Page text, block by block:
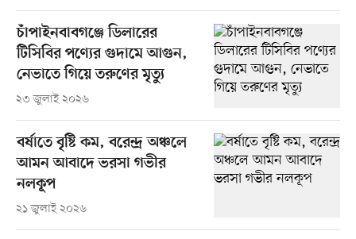
চাঁপাইনবাবগঞ্জে ডিলারের
টিসিবির পণ্যের গুদামে আগুন,
নেভাতে গিয়ে তরুণের মৃত্যু
২৩ জুলাই ২০২৬
বর্ষাতে বৃষ্টি কম, বরেন্দ্র অঞ্চলে
আমন আবাদে ভরসা গভীর
নলকূপ
২১ জুলাই ২০২৬